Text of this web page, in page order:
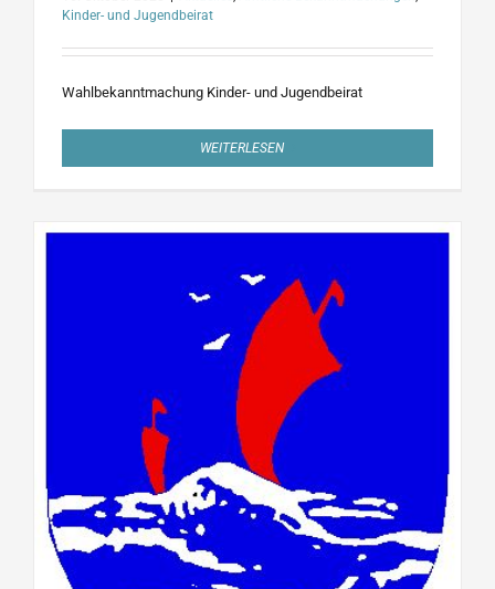
Kinder- und Jugendbeirat
Wahlbekanntmachung Kinder- und Jugendbeirat
WEITERLESEN